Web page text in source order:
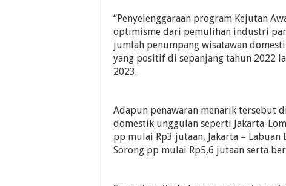
“Penyelenggaraan program Kejutan
optimisme dari pemulihan industri
jumlah penumpang wisatawan
yang positif di sepanjang tahun 2022
2023.
Adapun penawaran menarik tersebut
domestik unggulan seperti Jakarta-
pp mulai Rp3 jutaan, Jakarta –
Sorong pp mulai Rp5,6 jutaan serta